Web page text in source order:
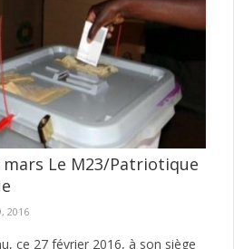
une importante opération de ...
mars Le M23/Patriotique
2016
ce 27 février 2016, à son siège